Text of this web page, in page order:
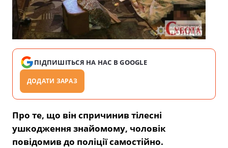
ПІДПИШІТЬСЯ НА НАС В GOOGLE
ДОДАТИ ЗАРАЗ
Про те, що він спричинив тілесні
ушкодження знайомому, чоловік
повідомив до поліції самостійно.